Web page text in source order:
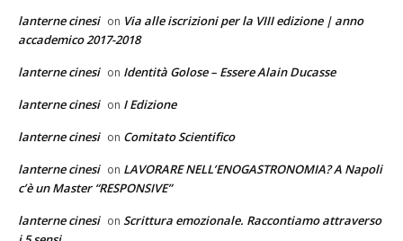
lanterne cinesi on Via alle iscrizioni per la VIII edizione | anno
accademico 2017-2018
lanterne cinesi on Identità Golose – Essere Alain Ducasse
lanterne cinesi on I Edizione
lanterne cinesi on Comitato Scientifico
lanterne cinesi on LAVORARE NELL’ENOGASTRONOMIA? A Napoli
c’è un Master “RESPONSIVE”
lanterne cinesi on Scrittura emozionale. Raccontiamo attraverso